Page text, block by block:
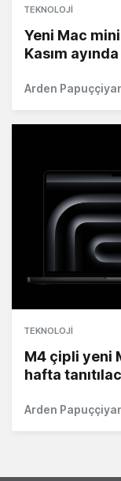
TEKNOLOJI
Yeni Mac
Kasım
Arden
TEKNOLOJI
M4 çipli yeni
hafta
Arden